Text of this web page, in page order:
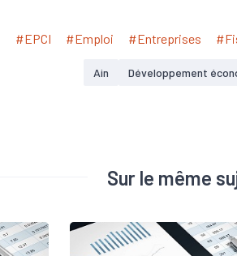
#EPCI #Emploi #Entreprises
Ain Développement
Sur le même